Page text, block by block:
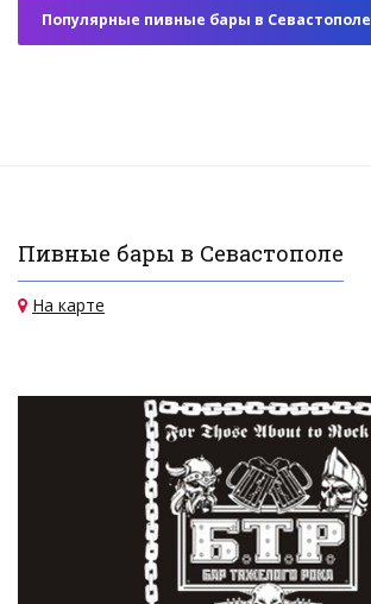
Популярные пивные бары в Севастополе
Пивные бары в Севастополе
На карте